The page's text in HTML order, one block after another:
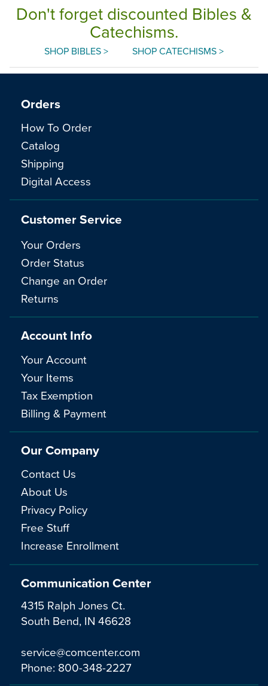
Don't forget discounted Bibles &
Catechisms.
SHOP BIBLES > SHOP CATECHISMS >
Communication Center
4315 Ralph Jones Ct.
South Bend, IN 46628
service@comcenter.com
Phone: 800-348-2227
Orders
How To Order
Catalog
Shipping
Digital Access
Customer Service
Your Orders
Order Status
Change an Order
Returns
Account Info
Your Account
Your Items
Tax Exemption
Billing & Payment
Our Company
Contact Us
About Us
Privacy Policy
Free Stuff
Increase Enrollment